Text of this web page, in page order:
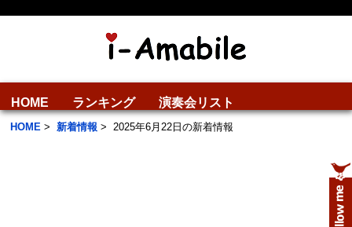
HOME ランキング 演奏会リスト
HOME > 新着情報 > 2025年6月22日の新着情報